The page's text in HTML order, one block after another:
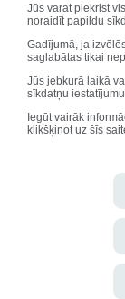
Jūs varat piekrist
noraidīt papildu
Gadījumā, ja
saglabātas tikai
Jūs jebkurā laikā
sīkdatņu
Iegūt vairāk
klikšķinot uz šīs